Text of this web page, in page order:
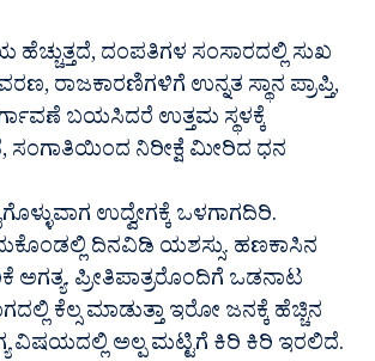
ದಂಪತಿಗಳ ಸಂಸಾರದಲ್ಲಿ ಸುಖ
ರಾಜಕಾರಣಿಗಳಿಗೆ ಉನ್ನತ ಸ್ಥಾನ ಪ್ರಾಪ್ತಿ,
ಬಯಸಿದರೆ ಉತ್ತಮ ಸ್ಥಳಕ್ಕೆ
ಸಂಗಾತಿಯಿಂದ ನಿರೀಕ್ಷೆ ಮೀರಿದ ಧನ
ಉದ್ವೇಗಕ್ಕೆ ಒಳಗಾಗದಿರಿ.
ದಿನವಿಡಿ ಯಶಸ್ಸು. ಹಣಕಾಸಿನ
ಅಗತ್ಯ. ಪ್ರೀತಿಪಾತ್ರರೊಂದಿಗೆ ಒಡನಾಟ
ಕೆಲ್ಸ ಮಾಡುತ್ತಾ ಇರೋ ಜನಕ್ಕೆ ಹೆಚ್ಚಿನ
ವಿಷಯದಲ್ಲಿ ಅಲ್ಪ ಮಟ್ಟಿಗೆ ಕಿರಿ ಕಿರಿ ಇರಲಿದೆ.